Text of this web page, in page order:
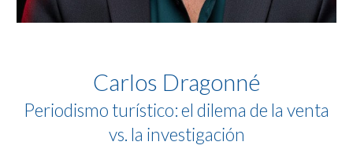
Carlos Dragonné
Periodismo turístico: el dilema de la venta
vs. la investigación